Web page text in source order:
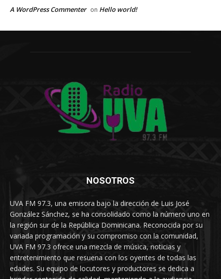
A WordPress Commenter on Hello world!
NOSOTROS
UVA FM 97.3, una emisora bajo la dirección de Luis José
González Sánchez, se ha consolidado como la número uno en
la región sur de la República Dominicana. Reconocida por su
variada programación y su compromiso con la comunidad,
UVA FM 97.3 ofrece una mezcla de música, noticias y
entretenimiento que resuena con los oyentes de todas las
edades. Su equipo de locutores y productores se dedica a